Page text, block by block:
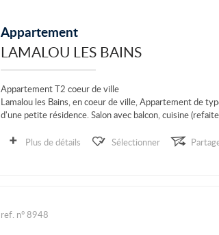
Appartement
LAMALOU LES BAINS
Appartement T2 coeur de ville
Lamalou les Bains, en coeur de ville, Appartement de
d'une petite résidence. Salon avec balcon, cuisine
Plus de détails Sélectionner
ref. n° 8948